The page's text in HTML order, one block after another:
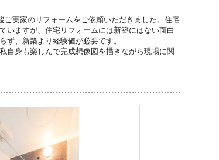
実家のリフォームをご依頼いただきました。住宅
いますが、住宅リフォームには新築にはない面白
、新築より経験値が必要です。
自身も楽しんで完成想像図を描きながら現場に関